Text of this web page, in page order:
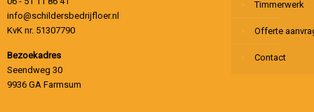
info@schildersbedrijfloer.nl
KvK nr. 51307790
Bezoekadres
Seendweg 30
9936 GA Farmsum
Timmerwerk
Offerte
Contact